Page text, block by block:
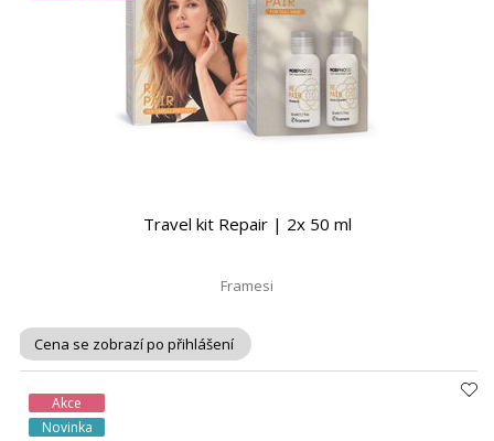
Travel kit Repair | 2x 50 ml
Framesi
Cena se zobrazí po přihlášení
Akce
Novinka